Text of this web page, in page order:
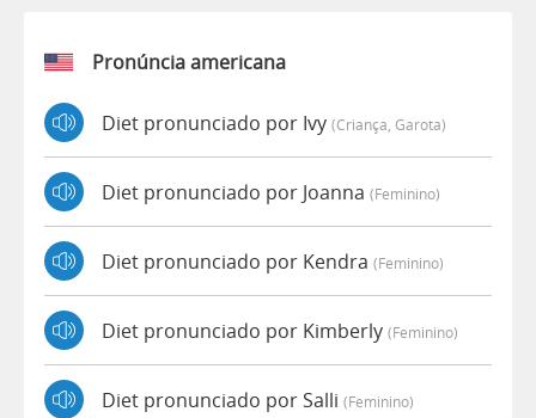
Pronúncia americana
Diet pronunciado por Ivy (criança, Garota)
Diet pronunciado por Joanna (feminino)
Diet pronunciado por Kendra (feminino)
Diet pronunciado por Kimberly (feminino)
Diet pronunciado por Salli (feminino)